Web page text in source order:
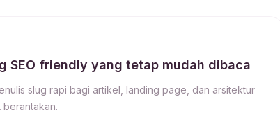
SEO friendly yang tetap mudah dibaca
slug rapi bagi artikel, landing page, dan arsitektur
berantakan.